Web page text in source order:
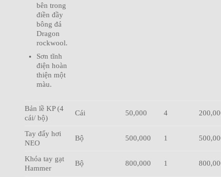
bên trong
điền đầy
bông đá
Dragon
rockwool.
Sơn tĩnh
điện hoàn
thiện một
màu.
Bản lề KP (4
cái/ bộ)
Cái 50,000 4
Tay đẩy hơi
NEO
Bộ 500,000 1
Khóa tay gạt
Hammer
Bộ 800,000 1